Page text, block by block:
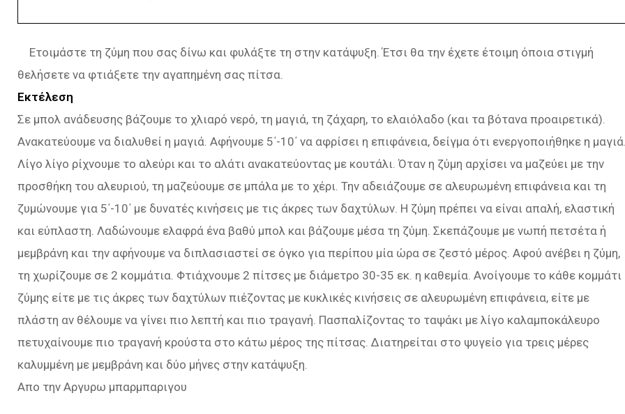
Ετοιμάστε τη ζύμη που σας δίνω και φυλάξτε τη στην κατάψυξη. Έτσι θα την έχετε έτοιμη όποια στιγμή
θελήσετε να φτιάξετε την αγαπημένη σας πίτσα.
Εκτέλεση
Σε μπολ ανάδευσης βάζουμε το χλιαρό νερό, τη μαγιά, τη ζάχαρη, το ελαιόλαδο (και τα βότανα προαιρετικά).
Ανακατεύουμε να διαλυθεί η μαγιά. Αφήνουμε 5΄-10΄ να αφρίσει η επιφάνεια, δείγμα ότι ενεργοποιήθηκε η
Λίγο λίγο ρίχνουμε το αλεύρι και το αλάτι ανακατεύοντας με κουτάλι. Όταν η ζύμη αρχίσει να μαζεύει με την
προσθήκη του αλευριού, τη μαζεύουμε σε μπάλα με το χέρι. Την αδειάζουμε σε αλευρωμένη επιφάνεια και τη
ζυμώνουμε για 5΄-10΄ με δυνατές κινήσεις με τις άκρες των δαχτύλων. Η ζύμη πρέπει να είναι απαλή, ελαστική
και εύπλαστη. Λαδώνουμε ελαφρά ένα βαθύ μπολ και βάζουμε μέσα τη ζύμη. Σκεπάζουμε με νωπή πετσέτα ή
μεμβράνη και την αφήνουμε να διπλασιαστεί σε όγκο για περίπου μία ώρα σε ζεστό μέρος. Αφού ανέβει η ζύμη,
τη χωρίζουμε σε 2 κομμάτια. Φτιάχνουμε 2 πίτσες με διάμετρο 30-35 εκ. η καθεμία. Ανοίγουμε το κάθε κομμάτι
ζύμης είτε με τις άκρες των δαχτύλων πιέζοντας με κυκλικές κινήσεις σε αλευρωμένη επιφάνεια, είτε με
πλάστη αν θέλουμε να γίνει πιο λεπτή και πιο τραγανή. Πασπαλίζοντας το ταψάκι με λίγο καλαμποκάλευρο
πετυχαίνουμε πιο τραγανή κρούστα στο κάτω μέρος της πίτσας. Διατηρείται στο ψυγείο για τρεις μέρες
καλυμμένη με μεμβράνη και δύο μήνες στην κατάψυξη.
Απο την Αργυρω μπαρμπαριγου